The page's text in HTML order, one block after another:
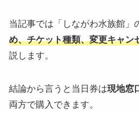
当記事では「しながわ水族館」
め、チケット種類、変更キャン
説します。
結論から言うと当日券は現地窓
両方で購入できます。